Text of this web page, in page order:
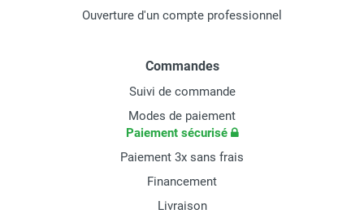
Ouverture d'un compte professionnel
Commandes
Suivi de commande
Modes de paiement
Paiement sécurisé
Paiement 3x sans frais
Financement
Livraison